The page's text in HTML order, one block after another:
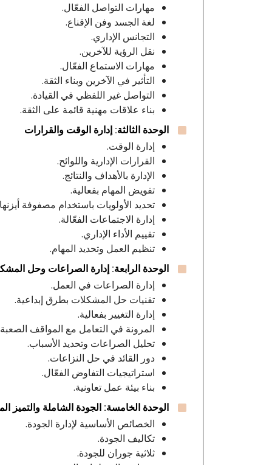
مهارات التواصل الفعّال.
لغة الجسد وفن الإقناع.
التجانس الإداري.
نقل الرؤية للآخرين.
مهارات الاستماع الفعّال.
التأثير في الآخرين وبناء الثقة.
التواصل غير اللفظي في القيادة.
بناء علاقات مهنية قائمة على الثقة.
الوحدة الثالثة: إدارة الوقت والقرارات
إدارة الوقت.
القرارات الإدارية واللوائح.
الإدارة بالأهداف والنتائج.
تفويض المهام بفعالية.
تحديد الأولويات باستخدام مصفوفة
إدارة الاجتماعات الفعّالة.
تقييم الأداء الإداري.
تنظيم العمل وتحديد المهام.
الوحدة الرابعة: إدارة الصراعات وحل
إدارة الصراعات في العمل.
تقنيات حل المشكلات بطرق إبداعية.
إدارة التغيير بفعالية.
المرونة في التعامل مع المواقف
تحليل الصراعات وتحديد الأسباب.
دور القائد في حل النزاعات.
استراتيجيات التفاوض الفعّال.
بناء بيئة عمل تعاونية.
الوحدة الخامسة: الجودة الشاملة والتميز
الخصائص الأساسية لإدارة الجودة.
تكاليف الجودة.
ثلاثية جوران للجودة.